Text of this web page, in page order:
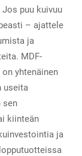
puu kuivuu
– ajattele
ja
MDF-
yhtenäinen
useita
sen
kiinteän
ja